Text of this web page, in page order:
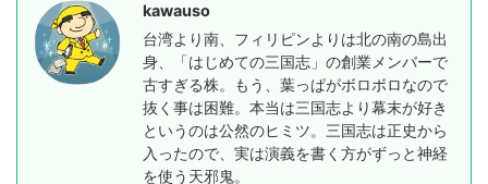
kawauso
台湾より南、フィリピンよりは北の南の島出
身、「はじめての三国志」の創業メンバーで
古すぎる株。もう、葉っぱがボロボロなので
抜く事は困難。本当は三国志より幕末が好き
というのは公然のヒミツ。三国志は正史から
入ったので、実は演義を書く方がずっと神経
を使う天邪鬼。